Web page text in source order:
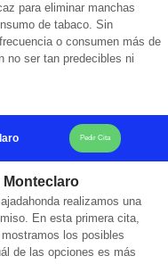
para eliminar manchas
de tabaco. Sin
o consumen más de
no ser tan predecibles ni
Pedir Cita
Monteclaro
realizamos una
En esta primera cita,
los posibles
de las opciones es más